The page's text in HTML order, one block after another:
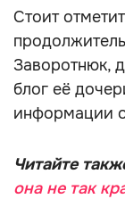
Стоит
Заворотнюк,
блог её
информации
Читайте
она не так